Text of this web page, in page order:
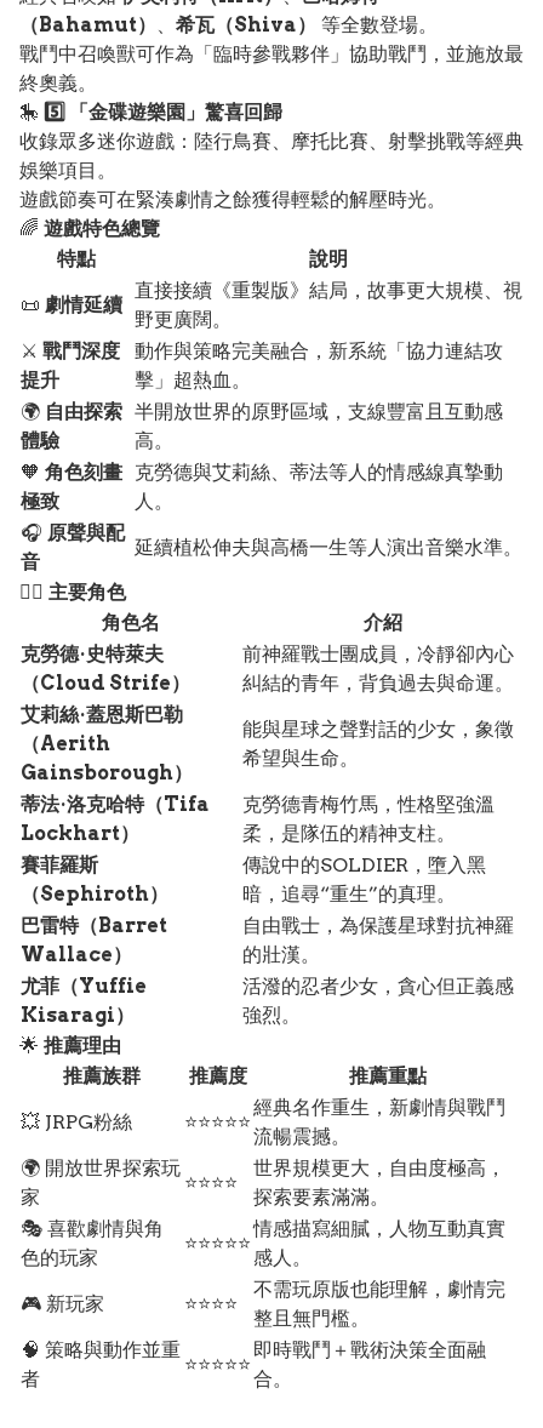
（Bahamut） 、 希瓦（Shiva）
等全數登場。
戰鬥中召喚獸可作為「臨時參戰夥伴」協助戰鬥，並施放最
終奧義。
🎠 5️⃣ 「金碟遊樂園」驚喜回歸
收錄眾多迷你遊戲：陸行鳥賽、摩托比賽、射擊挑戰等經典
娛樂項目。
遊戲節奏可在緊湊劇情之餘獲得輕鬆的解壓時光。
🌈 遊戲特色總覽
特點
說明
📜 劇情延續
直接接續《重製版》結局，故事更大規模、視
野更廣闊。
⚔️ 戰鬥深度
提升
動作與策略完美融合，新系統「協力連結攻
擊」超熱血。
🌍 自由探索
體驗
半開放世界的原野區域，支線豐富且互動感
高。
🧡 角色刻畫
極致
克勞德與艾莉絲、蒂法等人的情感線真摯動
人。
🎧 原聲與配
音
延續植松伸夫與高橋一生等人演出音樂水準。
🧙‍♂️ 主要角色
角色名
介紹
克勞德·史特萊夫
（Cloud Strife）
前神羅戰士團成員，冷靜卻內心
糾結的青年，背負過去與命運。
艾莉絲·蓋恩斯巴勒
（Aerith
Gainsborough）
能與星球之聲對話的少女，象徵
希望與生命。
蒂法·洛克哈特（Tifa
Lockhart）
克勞德青梅竹馬，性格堅強溫
柔，是隊伍的精神支柱。
賽菲羅斯
（Sephiroth）
傳說中的SOLDIER，墮入黑
暗，追尋“重生”的真理。
巴雷特（Barret
Wallace）
自由戰士，為保護星球對抗神羅
的壯漢。
尤菲（Yuffie
Kisaragi）
活潑的忍者少女，貪心但正義感
強烈。
🌟 推薦理由
推薦族群
推薦度
推薦重點
💥 JRPG粉絲
⭐⭐⭐⭐⭐
經典名作重生，新劇情與戰鬥
流暢震撼。
🌍 開放世界探索玩
家
⭐⭐⭐⭐
世界規模更大，自由度極高，
探索要素滿滿。
🎭 喜歡劇情與角
色的玩家
⭐⭐⭐⭐⭐
情感描寫細膩，人物互動真實
感人。
🎮 新玩家
⭐⭐⭐⭐
不需玩原版也能理解，劇情完
整且無門檻。
🧠 策略與動作並重
者
⭐⭐⭐⭐⭐
即時戰鬥＋戰術決策全面融
合。